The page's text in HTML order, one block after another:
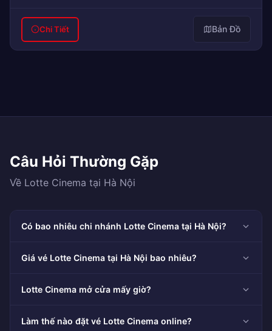
Chi Tiết Bản Đồ
Câu Hỏi Thường Gặp
Về Lotte Cinema tại Hà Nội
Có bao nhiêu chi nhánh Lotte Cinema tại Hà Nội?
Giá vé Lotte Cinema tại Hà Nội bao nhiêu?
Lotte Cinema mở cửa mấy giờ?
Làm thế nào đặt vé Lotte Cinema online?